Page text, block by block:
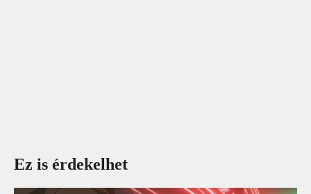
Ez is érdekelhet